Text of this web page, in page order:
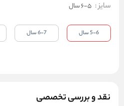
نقد و بررسی تخصصی
سایز: 5-6 سال
5-6 سال 6-7 سال